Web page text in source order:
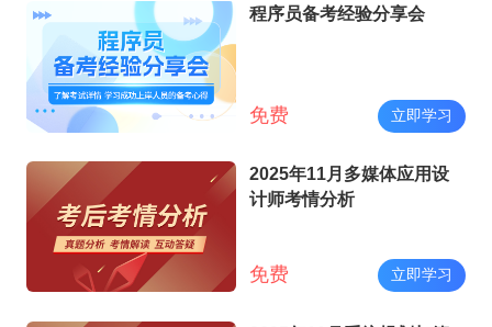
程序员备考经验分享会
免费 立即学习
2025年11月多媒体应用设
计师考情分析
免费 立即学习